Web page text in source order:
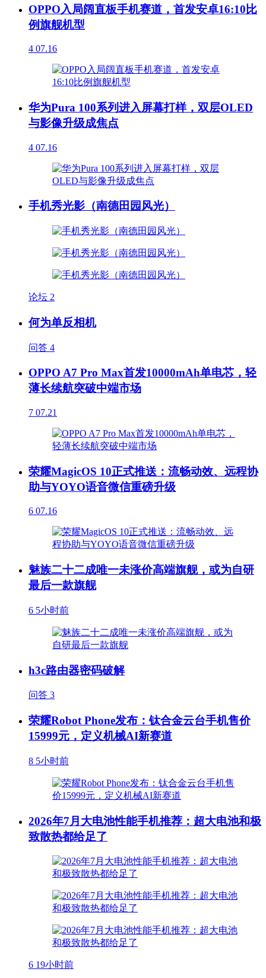
OPPO入局阔直板手机赛道，首发安卓16:10比
例旗舰机型
4 07.16
华为Pura 100系列进入屏幕打样，双层OLED
与影像升级成焦点
4 07.16
手机秀光影（南德田园风光）
论坛 2
何为单反相机
问答 4
OPPO A7 Pro Max首发10000mAh单电芯，轻
薄长续航突破中端市场
7 07.21
荣耀MagicOS 10正式推送：流畅动效、远程协
助与YOYO语音微信重磅升级
6 07.16
魅族二十二成唯一未涨价高端旗舰，或为自研
最后一款旗舰
6 5小时前
h3c路由器密码破解
问答 3
荣耀Robot Phone发布：钛合金云台手机售价
15999元，定义机械AI新赛道
8 5小时前
2026年7月大电池性能手机推荐：超大电池和极
致散热都给足了
6 19小时前